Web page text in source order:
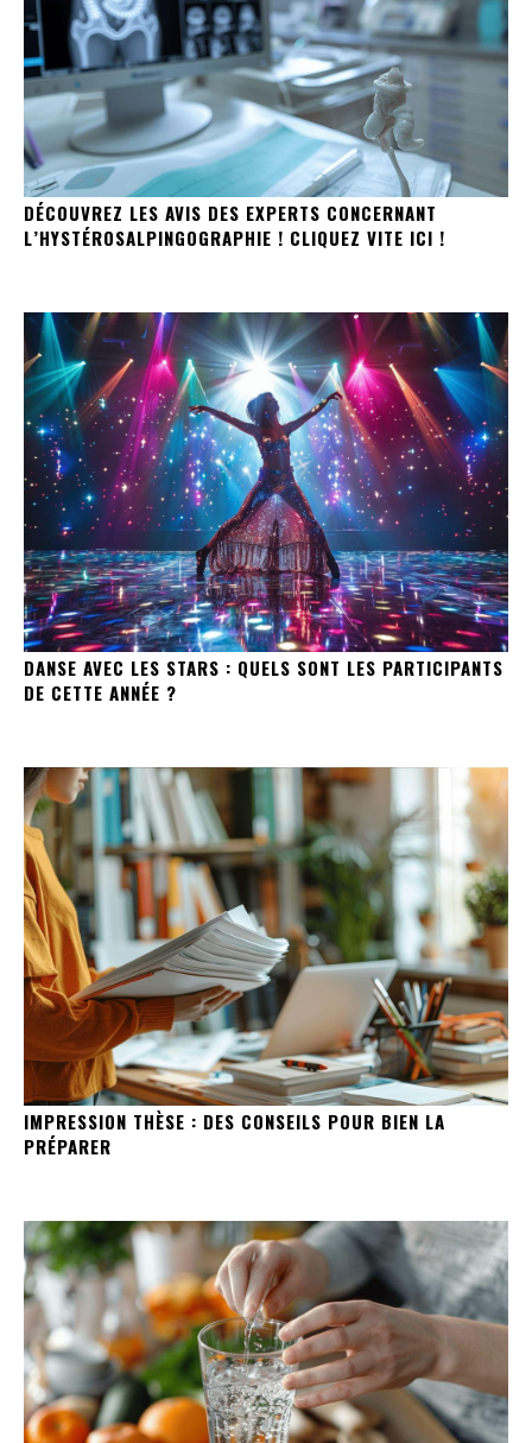
DÉCOUVREZ LES AVIS DES EXPERTS CONCERNANT
L’HYSTÉROSALPINGOGRAPHIE ! CLIQUEZ VITE ICI !
DANSE AVEC LES STARS : QUELS SONT LES PARTICIPANTS
DE CETTE ANNÉE ?
IMPRESSION THÈSE : DES CONSEILS POUR BIEN LA
PRÉPARER